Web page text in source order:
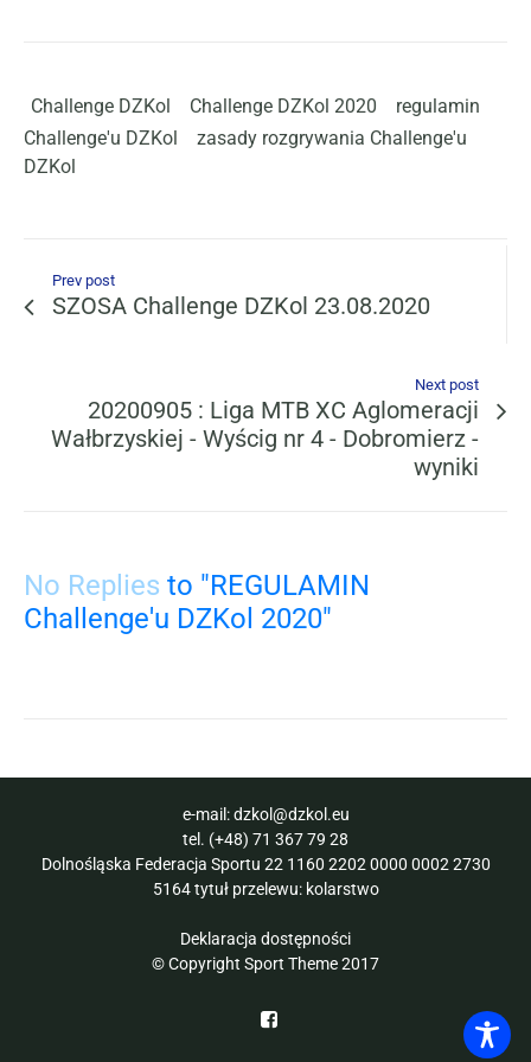
Challenge DZKol Challenge DZKol 2020
regulamin
Challenge'u DZKol
zasady rozgrywania Challenge'u
DZKol
Prev post
SZOSA Challenge DZKol 23.08.2020
Next post
20200905 : Liga MTB XC Aglomeracji
Wałbrzyskiej - Wyścig nr 4 - Dobromierz -
wyniki
No Replies to "REGULAMIN
Challenge'u DZKol 2020"
e-mail:dzkol@dzkol.eu
tel. (+48) 71 367 79 28
Dolnośląska Federacja Sportu 22 1160 2202 0000 0002 2730
5164 tytuł przelewu: kolarstwo
Deklaracja dostępności
© Copyright Sport Theme 2017